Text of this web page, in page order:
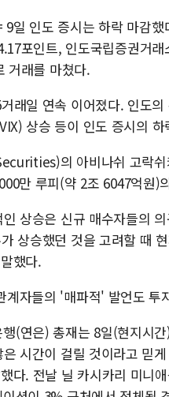
일 인도 증시는 하락 마감
포인트, 인도국립증권거
거래를 마쳤다.
래일 연속 이어졌다. 인도
상승 등이 인도 증시의
의 아비나쉬 고락
만 루피(약 2조 6047억원)
상승은 신규 매수자들의
상승했던 것을 고려할 때
했다.
계자들의 '매파적' 발언도 투
(연은) 총재는 8일(현지시
시간이 걸릴 것이라고 믿
다. 전날 닐 카시카리 미니